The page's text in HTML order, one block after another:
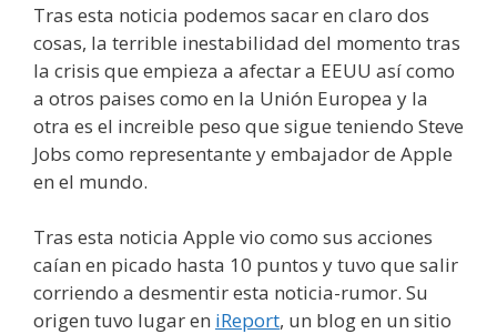
Tras esta noticia podemos sacar en claro dos
cosas, la terrible inestabilidad del momento tras
la crisis que empieza a afectar a EEUU así como
a otros paises como en la Unión Europea y la
otra es el increible peso que sigue teniendo Steve
Jobs como representante y embajador de Apple
en el mundo.
Tras esta noticia Apple vio como sus acciones
caían en picado hasta 10 puntos y tuvo que salir
corriendo a desmentir esta noticia-rumor. Su
origen tuvo lugar en iReport, un blog en un sitio